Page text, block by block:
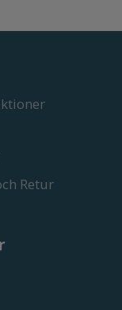
Retur